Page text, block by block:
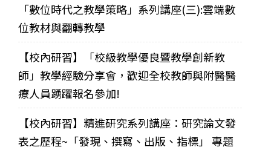
「數位時代之教學策略」系列講座(三):雲端數
位教材與翻轉教學
【校內研習】「校級教學優良暨教學創新教
師」教學經驗分享會，歡迎全校教師與附醫醫
療人員踴躍報名參加!
【校內研習】精進研究系列講座：研究論文發
表之歷程~「發現、撰寫、出版、指標」 專題